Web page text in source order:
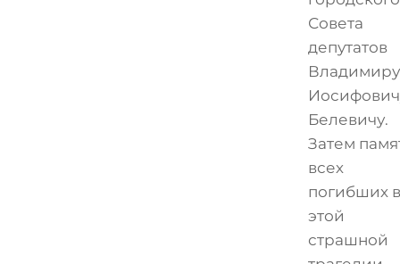
Совета
депутатов
Владимиру
Белевичу.
Затем
всех
погибших в
этой
страшной